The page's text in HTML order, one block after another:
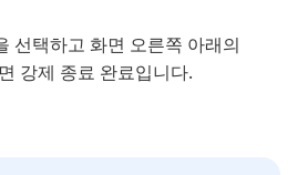
선택하고 화면 오른쪽 아래의
강제 종료 완료입니다.